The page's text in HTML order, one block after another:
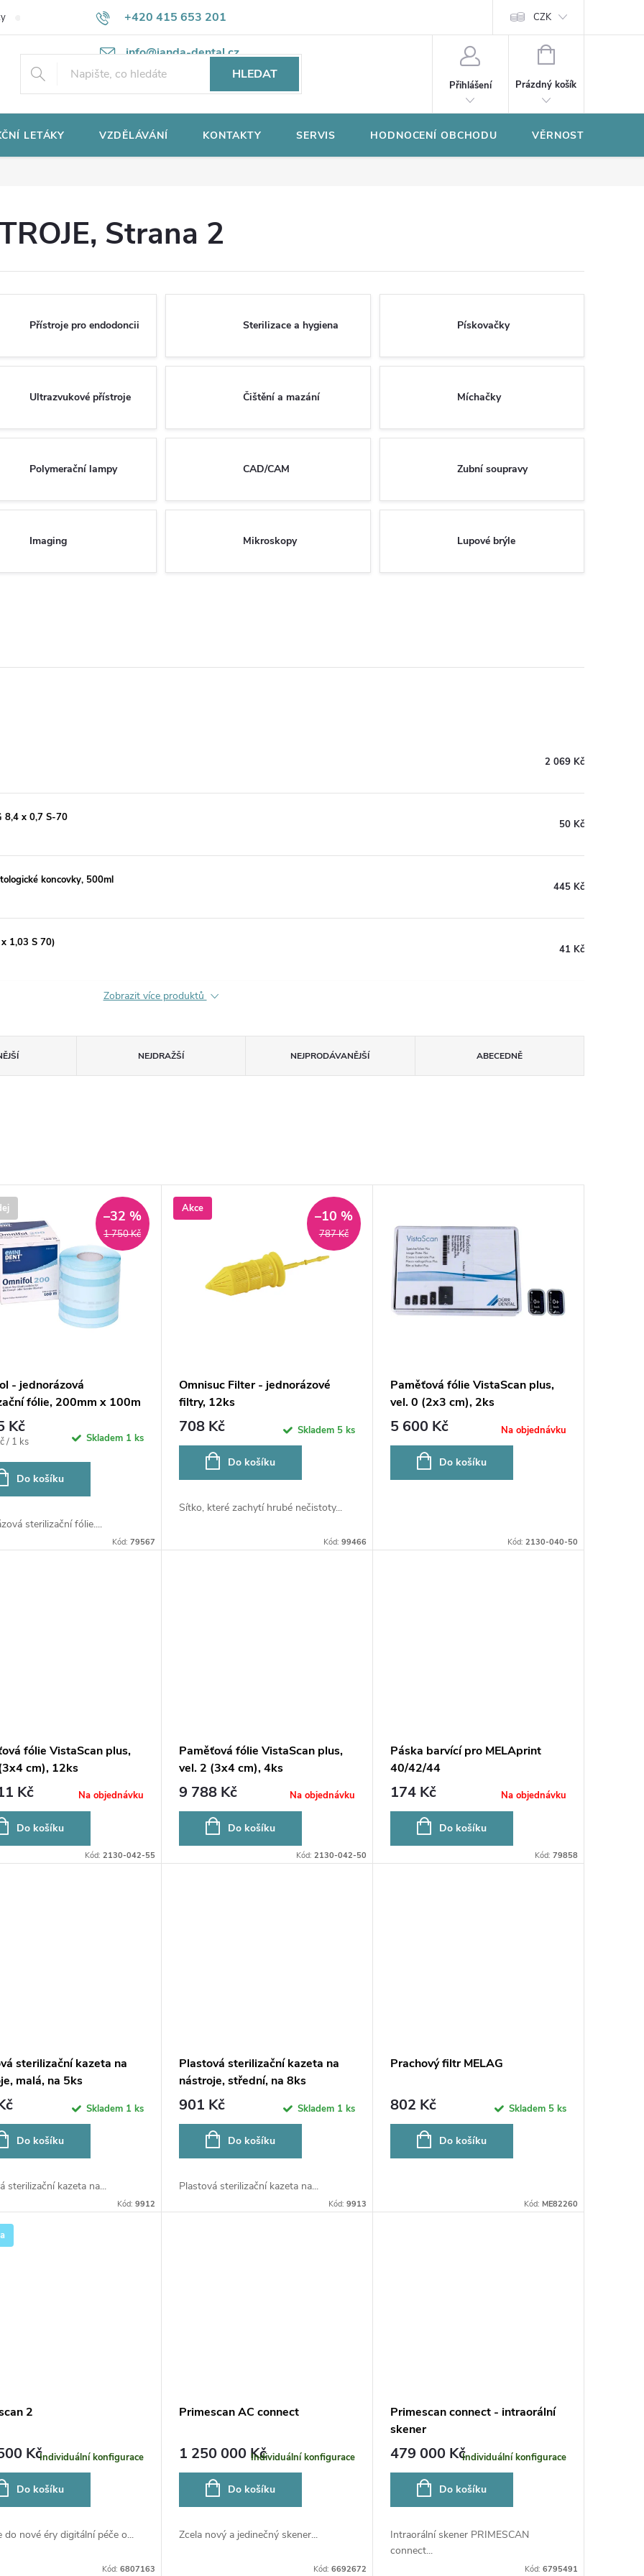
+420 415 653 201
info@janda-dental.cz
Potřebujete poradit? Ochrana osobních údajů CZK
HLEDAT
Přihlášení
NÁKUPNÍ
Prázdný košík
LETÁKY VZDĚLÁVÁNÍ KONTAKTY SERVIS HODNOCENÍ OBCHODU VĚRNOSTNÍ
, Strana 2
Přístroje pro endodoncii Sterilizace a hygiena Pískovačky
Ultrazvukové přístroje Čištění a mazání Míchačky
Polymerační lampy CAD/CAM Zubní soupravy
Imaging Mikroskopy Lupové brýle
2 069 Kč
8,4 x 0,7 S-70
50 Kč
koncovky, 500ml
445 Kč
1,03 S 70)
41 Kč
Zobrazit více produktů
NEJDRAŽŠÍ NEJPRODÁVANĚJŠÍ ABECEDNĚ
1 750 Kč
–32 %
- jednorázová
fólie, 200mm x 100m
Kč
/ 1 ks Skladem 1 ks
Do košíku
sterilizační fólie....
Kód: 79567
Akce
787 Kč
–10 %
Omnisuc Filter - jednorázové
filtry, 12ks
708 Kč Skladem 5 ks
Do košíku
Sítko, které zachytí hrubé nečistoty...
Kód: 99466
Paměťová fólie VistaScan plus,
vel. 0 (2x3 cm), 2ks
5 600 Kč Na objednávku
Do košíku
Kód: 2130-040-50
fólie VistaScan plus,
cm), 12ks
Kč Na objednávku
Do košíku
Kód: 2130-042-55
Paměťová fólie VistaScan plus,
vel. 2 (3x4 cm), 4ks
9 788 Kč Na objednávku
Do košíku
Kód: 2130-042-50
Páska barvící pro MELAprint
40/42/44
174 Kč Na objednávku
Do košíku
Kód: 79858
sterilizační kazeta na
malá, na 5ks
Skladem 1 ks
Do košíku
sterilizační kazeta na...
Kód: 9912
Plastová sterilizační kazeta na
nástroje, střední, na 8ks
901 Kč Skladem 1 ks
Do košíku
Plastová sterilizační kazeta na...
Kód: 9913
Prachový filtr MELAG
802 Kč Skladem 5 ks
Do košíku
Kód: ME82260
2
KčIndividuální konfigurace
Do košíku
do nové éry digitální péče o...
Kód: 6807163
Primescan AC connect
1 250 000 KčIndividuální konfigurace
Do košíku
Zcela nový a jedinečný skener...
Kód: 6692672
Primescan connect - intraorální
skener
479 000 KčIndividuální konfigurace
Do košíku
Intraorální skener PRIMESCAN
connect...
Kód: 6795491